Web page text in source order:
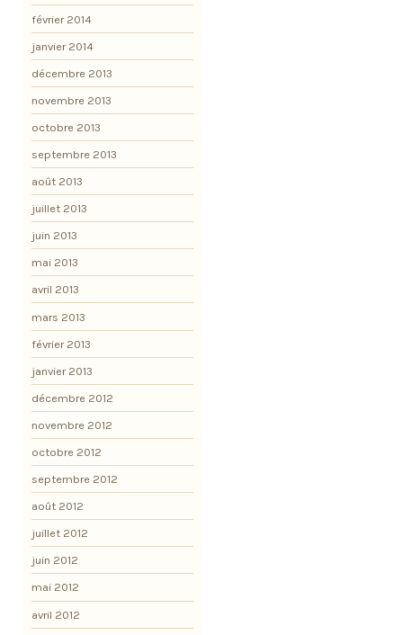
février 2014
janvier 2014
décembre 2013
novembre 2013
octobre 2013
septembre 2013
août 2013
juillet 2013
juin 2013
mai 2013
avril 2013
mars 2013
février 2013
janvier 2013
décembre 2012
novembre 2012
octobre 2012
septembre 2012
août 2012
juillet 2012
juin 2012
mai 2012
avril 2012